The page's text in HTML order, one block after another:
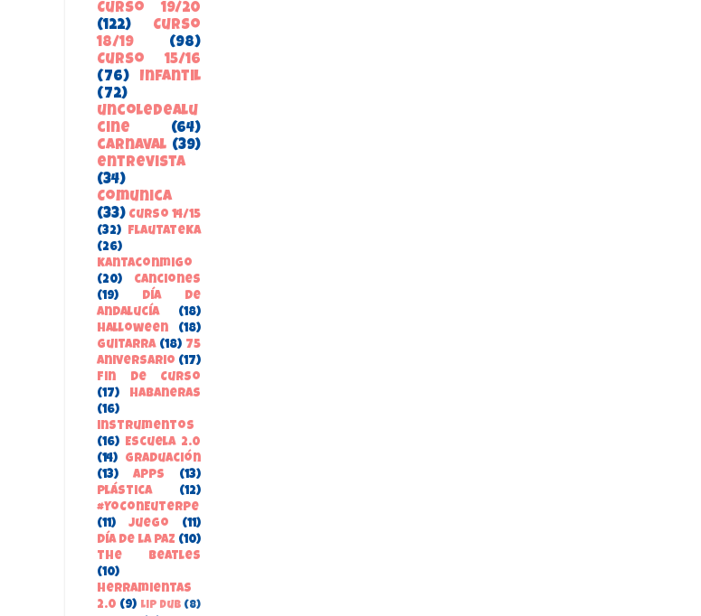
Curso 19/20
(122)
Curso
18/19
(98)
Curso 15/16
(76)
Infantil
(72)
uncoledealu
cine
(64)
carnaval (39)
entrevista
(34)
ComunicA
(33) Curso 14/15
(32)
FlautateKa
(26)
kantaconmigo
(20)
canciones
(19)
Día de
Andalucía
(18)
Halloween
(18)
guitarra (18) 75
aniversario (17)
Fin de Curso
(17)
habaneras
(16)
instrumentos
(16) Escuela 2.0
(14)
Graduación
(13)
apps
(13)
Plástica
(12)
#YoConEuterpe
(11)
juego
(11)
Día de la Paz (10)
the beatles
(10)
herramientas
2.0 (9) Lip Dub (8)